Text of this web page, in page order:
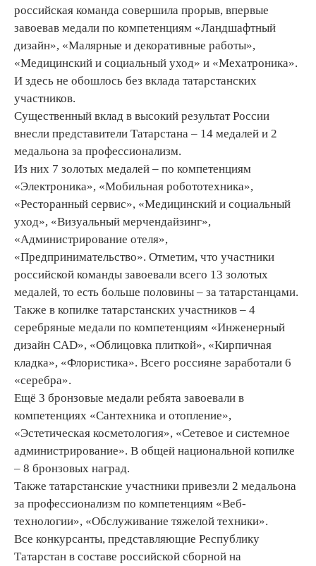
российская команда совершила прорыв, впервые
завоевав медали по компетенциям «Ландшафтный
дизайн», «Малярные и декоративные работы»,
«Медицинский и социальный уход» и «Мехатроника».
И здесь не обошлось без вклада татарстанских
участников.
Существенный вклад в высокий результат России
внесли представители Татарстана – 14 медалей и 2
медальона за профессионализм.
Из них 7 золотых медалей – по компетенциям
«Электроника», «Мобильная робототехника»,
«Ресторанный сервис», «Медицинский и социальный
уход», «Визуальный мерчендайзинг»,
«Администрирование отеля»,
«Предпринимательство». Отметим, что участники
российской команды завоевали всего 13 золотых
медалей, то есть больше половины – за татарстанцами.
Также в копилке татарстанских участников – 4
серебряные медали по компетенциям «Инженерный
дизайн CAD», «Облицовка плиткой», «Кирпичная
кладка», «Флористика». Всего россияне заработали 6
«серебра».
Ещё 3 бронзовые медали ребята завоевали в
компетенциях «Сантехника и отопление»,
«Эстетическая косметология», «Сетевое и системное
администрирование». В общей национальной копилке
– 8 бронзовых наград.
Также татарстанские участники привезли 2 медальона
за профессионализм по компетенциям «Веб-
технологии», «Обслуживание тяжелой техники».
Все конкурсанты, представляющие Республику
Татарстан в составе российской сборной на